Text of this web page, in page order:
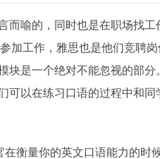
而喻的，同时也是在职场找
加工作，雅思也是他们竞聘
块是一个绝对不能忽视的部
可以在练习口语的过程中和同
衡量你的英文口语能力的时